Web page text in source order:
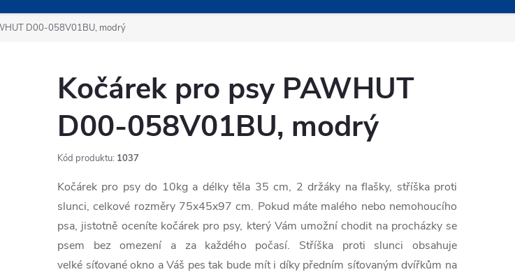
D00-058V01BU, modrý
Kočárek pro psy PAWHUT
D00-058V01BU, modrý
Kód produktu: 1037
Kočárek pro psy do 10kg a délky těla 35 cm, 2 držáky na flašky, stříška proti
slunci, celkové rozměry 75x45x97 cm. Pokud máte malého nebo nemohoucího
psa, jistotně oceníte kočárek pro psy, který Vám umožní chodit na procházky se
psem bez omezení a za každého počasí. Stříška proti slunci obsahuje
velké síťované okno a Váš pes tak bude mít i díky předním síťovaným dvířkům na